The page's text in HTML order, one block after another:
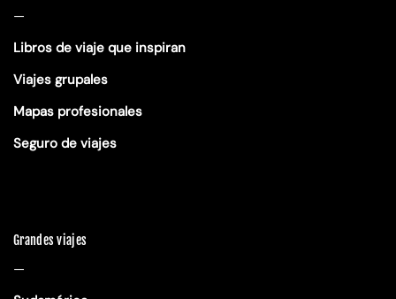
—
Libros de viaje que inspiran
Viajes grupales
Mapas profesionales
Seguro de viajes
Grandes viajes
—